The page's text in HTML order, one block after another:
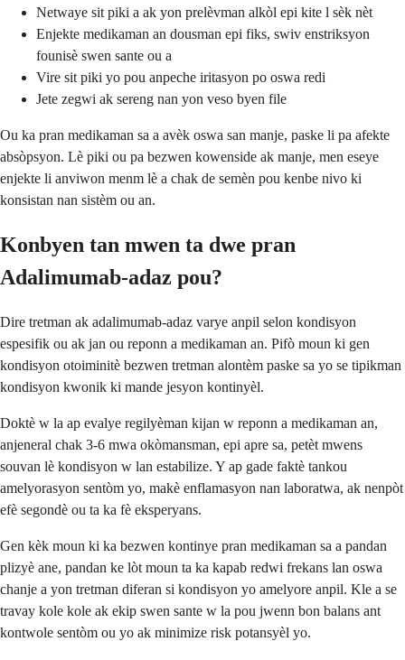
Netwaye sit piki a ak yon prelèvman alkòl epi kite l sèk nèt
Enjekte medikaman an dousman epi fiks, swiv enstriksyon
founisè swen sante ou a
Vire sit piki yo pou anpeche iritasyon po oswa redi
Jete zegwi ak sereng nan yon veso byen file
Ou ka pran medikaman sa a avèk oswa san manje, paske li pa afekte
absòpsyon. Lè piki ou pa bezwen kowenside ak manje, men eseye
enjekte li anviwon menm lè a chak de semèn pou kenbe nivo ki
konsistan nan sistèm ou an.
Konbyen tan mwen ta dwe pran
Adalimumab-adaz pou?
Dire tretman ak adalimumab-adaz varye anpil selon kondisyon
espesifik ou ak jan ou reponn a medikaman an. Pifò moun ki gen
kondisyon otoiminitè bezwen tretman alontèm paske sa yo se tipikman
kondisyon kwonik ki mande jesyon kontinyèl.
Doktè w la ap evalye regilyèman kijan w reponn a medikaman an,
anjeneral chak 3-6 mwa okòmansman, epi apre sa, petèt mwens
souvan lè kondisyon w lan estabilize. Y ap gade faktè tankou
amelyorasyon sentòm yo, makè enflamasyon nan laboratwa, ak nenpòt
efè segondè ou ta ka fè eksperyans.
Gen kèk moun ki ka bezwen kontinye pran medikaman sa a pandan
plizyè ane, pandan ke lòt moun ta ka kapab redwi frekans lan oswa
chanje a yon tretman diferan si kondisyon yo amelyore anpil. Kle a se
travay kole kole ak ekip swen sante w la pou jwenn bon balans ant
kontwole sentòm ou yo ak minimize risk potansyèl yo.